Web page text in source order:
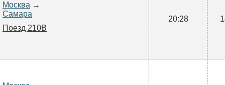
Москва →
Самара
Поезд 210В
20:28